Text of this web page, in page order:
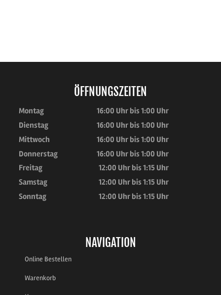
ÖFFNUNGSZEITEN
Montag
16:00 Uhr bis 1:00 Uhr
Dienstag
16:00 Uhr bis 1:00 Uhr
Mittwoch
16:00 Uhr bis 1:00 Uhr
Donnerstag
16:00 Uhr bis 1:00 Uhr
Freitag
12:00 Uhr bis 1:15 Uhr
Samstag
12:00 Uhr bis 1:15 Uhr
Sonntag
12:00 Uhr bis 1:15 Uhr
NAVIGATION
Online Bestellen
Warenkorb